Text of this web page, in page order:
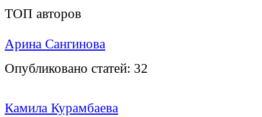
ТОП авторов
Арина Сангинова
Опубликовано статей: 32
Камила Курамбаева